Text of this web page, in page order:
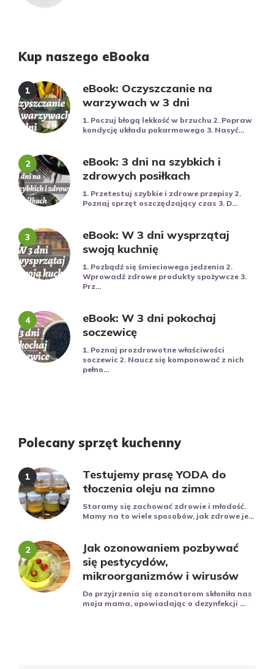
Kup naszego eBooka
eBook: Oczyszczanie na
warzywach w 3 dni
1. Poczuj błogą lekkość w brzuchu 2. Popraw
kondycję układu pokarmowego 3. Nasyć...
eBook: 3 dni na szybkich i
zdrowych posiłkach
1. Przetestuj szybkie i zdrowe przepisy 2.
Poznaj sprzęt oszczędzający czas 3. D...
eBook: W 3 dni wysprzątaj
swoją kuchnię
1. Pozbądź się śmieciowego jedzenia 2.
Wprowadź zdrowe produkty spożywcze 3.
Prz...
eBook: W 3 dni pokochaj
soczewicę
1. Poznaj prozdrowotne właściwości
soczewic 2. Naucz się komponować z nich
pełno...
Polecany sprzęt kuchenny
Testujemy prasę YODA do
tłoczenia oleju na zimno
Staramy się zachować zdrowie i młodość.
Mamy na to wiele sposobów, jak zdrowe je...
Jak ozonowaniem pozbywać
się pestycydów,
mikroorganizmów i wirusów
Do przyjrzenia się ozonatorom skłoniła nas
moja mama, opowiadając o dezynfekcji ...